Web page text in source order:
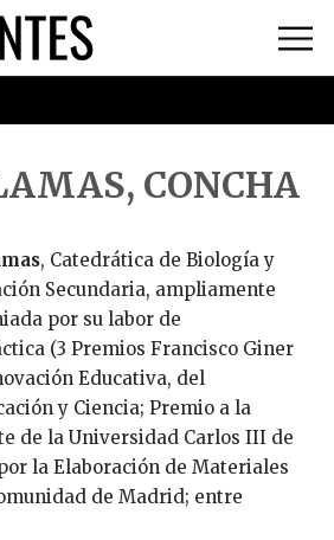
CONCHA
, Catedrática de Biología y
Secundaria, ampliamente
por su labor de
(3 Premios Francisco Giner
Educativa, del
y Ciencia; Premio a la
de la Universidad Carlos III de
la Elaboración de Materiales
de Madrid; entre